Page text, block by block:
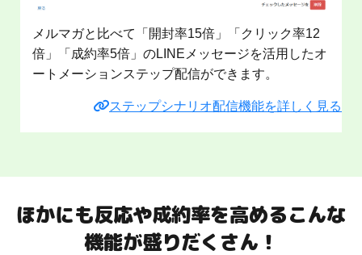
メルマガと比べて「開封率15倍」「クリック率12
倍」「成約率5倍」のLINEメッセージを活用したオ
ートメーションステップ配信ができます。
ステップシナリオ配信機能を詳しく見る
ほかにも反応や成約率を高めるこんな
機能が盛りだくさん！